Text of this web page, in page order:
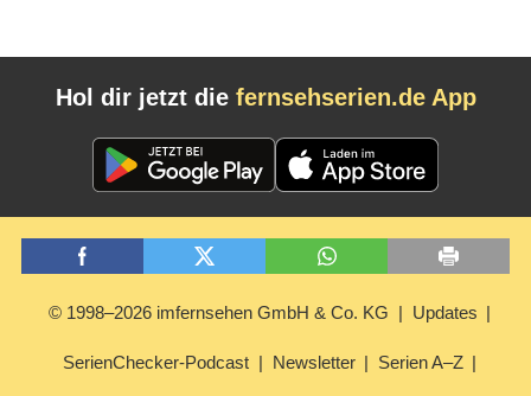
Hol dir jetzt die fernsehserien.de App
© 1998–2026 imfernsehen GmbH & Co. KG Updates
SerienChecker-Podcast Newsletter Serien A–Z